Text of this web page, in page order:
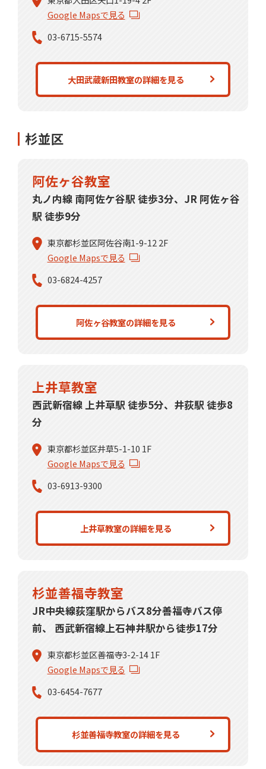
Google Mapsで見る
03-6715-5574
大田武蔵新田教室の詳細を見る
杉並区
阿佐ヶ谷教室
丸ノ内線 南阿佐ケ谷駅 徒歩3分、JR 阿佐ヶ谷
駅 徒歩9分
東京都杉並区阿佐谷南1-9-12 2F
Google Mapsで見る
03-6824-4257
阿佐ヶ谷教室の詳細を見る
上井草教室
西武新宿線 上井草駅 徒歩5分、井荻駅 徒歩8
分
東京都杉並区井草5-1-10 1F
Google Mapsで見る
03-6913-9300
上井草教室の詳細を見る
杉並善福寺教室
JR中央線荻窪駅からバス8分善福寺バス停
前、 西武新宿線上石神井駅から徒歩17分
東京都杉並区善福寺3-2-14 1F
Google Mapsで見る
03-6454-7677
杉並善福寺教室の詳細を見る